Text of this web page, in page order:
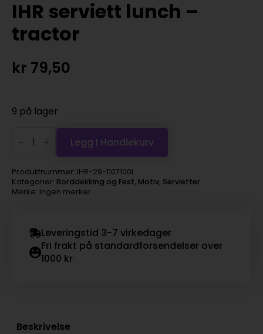
IHR serviett lunch –
tractor
kr 79,50
9 på lager
serviett
lunch
tractor
antall
Legg I Handlekurv
Produktnummer: IHR-29-1107100L
Kategorier: Borddekking og Fest, Motiv, Servietter
Merke: Ingen merker
Leveringstid 3-7 virkedager
Fri frakt på standardforsendelser over
1000 kr
Beskrivelse